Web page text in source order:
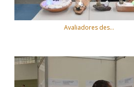
Avaliadores des...